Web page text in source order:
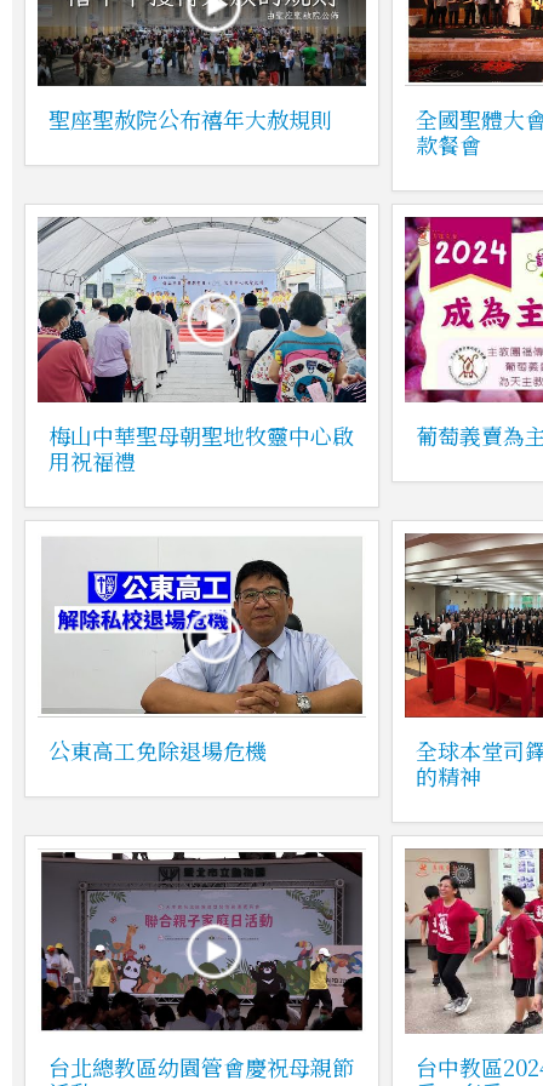
聖座聖赦院公布禧年大赦規則
全國聖體大
款餐會
梅山中華聖母朝聖地牧靈中心啟
用祝福禮
葡萄義賣為
公東高工免除退場危機
全球本堂司
的精神
台北總教區幼園管會慶祝母親節
台中教區